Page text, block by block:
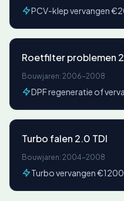
PCV-klep vervangen
Roetfilter problemen
Bouwjaren: 2006-2008
DPF regeneratie of
Turbo falen 2.0 TDI
Bouwjaren: 2004-2008
Turbo vervangen